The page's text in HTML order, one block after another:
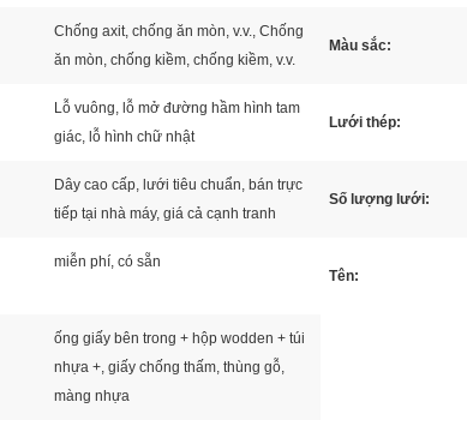
Chống axit, chống ăn mòn, v.v., Chống
ăn mòn, chống kiềm, chống kiềm, v.v.
Màu sắc:
Lỗ vuông, lỗ mở đường hầm hình tam
giác, lỗ hình chữ nhật
Lưới thép:
Dây cao cấp, lưới tiêu chuẩn, bán trực
tiếp tại nhà máy, giá cả cạnh tranh
Số lượng lưới:
miễn phí, có sẵn
Tên:
ống giấy bên trong + hộp wodden + túi
nhựa +, giấy chống thấm, thùng gỗ,
màng nhựa